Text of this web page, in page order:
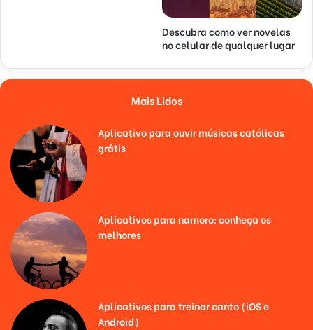
Descubra como ver novelas
no celular de qualquer lugar
Mais Lidos
Aplicativo para ouvir músicas católicas
grátis
Aplicativos para namoro: conheça os
melhores
Aplicativos para treinar canto (iOS e
Android)